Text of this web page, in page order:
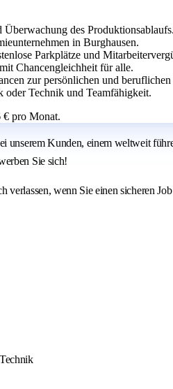
des Produktionsablaufs.
in Burghausen.
Parkplätze und
Chancengleichheit für alle.
zur persönlichen und
oder Technik und Teamfähigkeit.
€ pro Monat.
unserem Kunden, einem weltweit
Sie sich!
verlassen, wenn Sie einen sicheren